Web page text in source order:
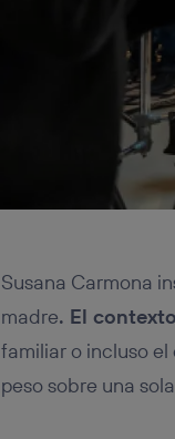
Susana Carmona
madre. El
familiar o incluso
peso sobre una